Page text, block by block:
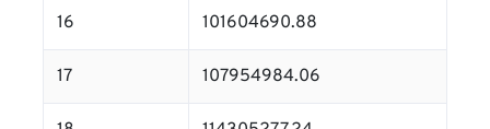
16 101604690.88
17 107954984.06